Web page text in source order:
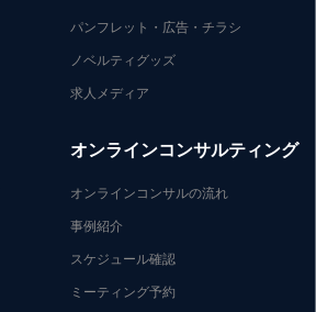
パンフレット・広告・チラシ
ノベルティグッズ
求人メディア
オンラインコンサルティング
オンラインコンサルの流れ
事例紹介
スケジュール確認
ミーティング予約